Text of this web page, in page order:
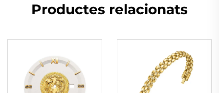
Productes relacionats